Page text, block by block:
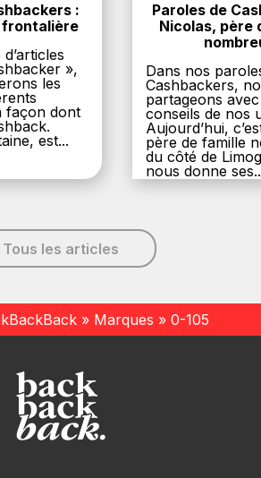
:
»,
les
façon dont
est...
Paroles de
Nicolas, père
Dans nos
Cashbackers,
partageons
conseils de nos
Aujourd’hui,
père de famille
du côté de
nous donne
Tous les articles
» Marques » 0-105